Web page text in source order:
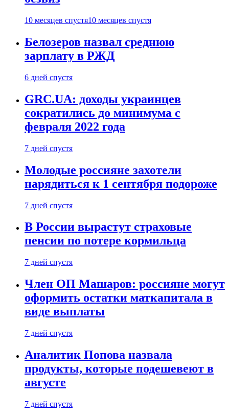
10 месяцев спустя10 месяцев спустя
Белозеров назвал среднюю
зарплату в РЖД
6 дней спустя
GRC.UA: доходы украинцев
сократились до минимума с
февраля 2022 года
7 дней спустя
Молодые россияне захотели
нарядиться к 1 сентября подороже
7 дней спустя
В России вырастут страховые
пенсии по потере кормильца
7 дней спустя
Член ОП Машаров: россияне могут
оформить остатки маткапитала в
виде выплаты
7 дней спустя
Аналитик Попова назвала
продукты, которые подешевеют в
августе
7 дней спустя